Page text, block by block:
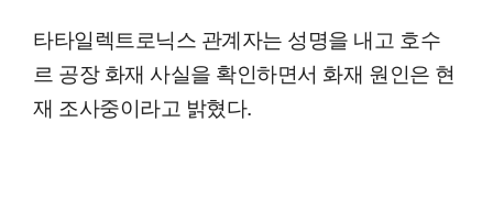
타타일렉트로닉스 관계자는 성명을 내고 호수
르 공장 화재 사실을 확인하면서 화재 원인은 현
재 조사중이라고 밝혔다.